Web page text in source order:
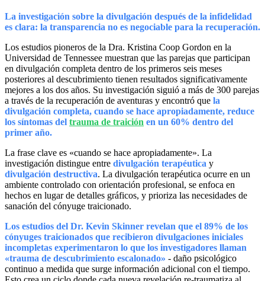
La investigación sobre la divulgación después de la infidelidad
es clara: la transparencia no es negociable para la recuperación.
Los estudios pioneros de la Dra. Kristina Coop Gordon en la
Universidad de Tennessee muestran que las parejas que participan
en divulgación completa dentro de los primeros seis meses
posteriores al descubrimiento tienen resultados significativamente
mejores a los dos años. Su investigación siguió a más de 300 parejas
a través de la recuperación de aventuras y encontró que la
divulgación completa, cuando se hace apropiadamente, reduce
los síntomas del trauma de traición en un 60% dentro del
primer año.
La frase clave es «cuando se hace apropiadamente». La
investigación distingue entre divulgación terapéutica y
divulgación destructiva. La divulgación terapéutica ocurre en un
ambiente controlado con orientación profesional, se enfoca en
hechos en lugar de detalles gráficos, y prioriza las necesidades de
sanación del cónyuge traicionado.
Los estudios del Dr. Kevin Skinner revelan que el 89% de los
cónyuges traicionados que recibieron divulgaciones iniciales
incompletas experimentaron lo que los investigadores llaman
«trauma de descubrimiento escalonado» - daño psicológico
continuo a medida que surge información adicional con el tiempo.